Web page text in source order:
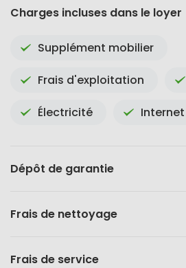
Charges incluses dans le loyer
Supplément mobilier
Frais d'exploitation
Électricité Internet
Dépôt de garantie
Frais de nettoyage
Frais de service